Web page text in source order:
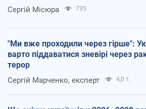
Сергій Місюра 735
"Ми вже проходили через гірше":
варто піддаватися зневірі через
терор
Сергій Марченко, експерт 4,0 т.